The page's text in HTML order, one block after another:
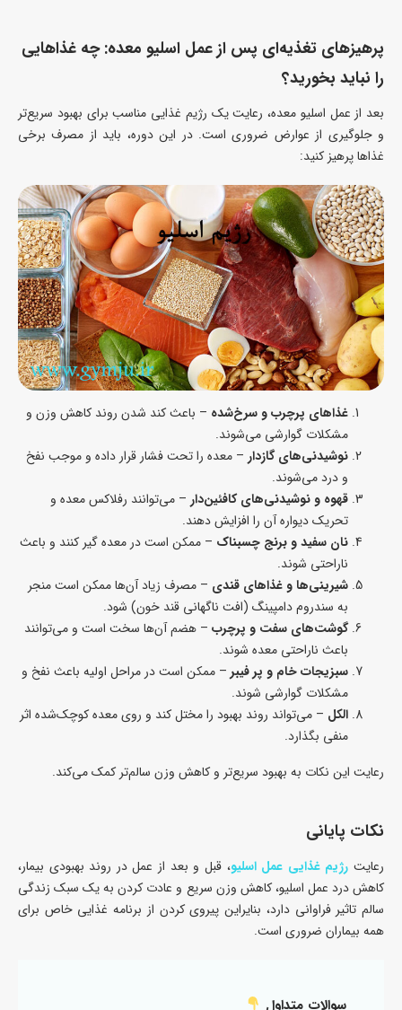
پرهیزهای تغذیه‌ای پس از عمل اسلیو معده: چه غذاهایی
را نباید بخورید؟
بعد از عمل اسلیو معده، رعایت یک رژیم غذایی مناسب برای بهبود سریع‌تر
و جلوگیری از عوارض ضروری است. در این دوره، باید از مصرف برخی
غذاها پرهیز کنید:
غذاهای پرچرب و سرخ‌شده – باعث کند شدن روند کاهش وزن و
مشکلات گوارشی می‌شوند.
نوشیدنی‌های گازدار – معده را تحت فشار قرار داده و موجب نفخ
و درد می‌شوند.
قهوه و نوشیدنی‌های کافئین‌دار – می‌توانند رفلاکس معده و
تحریک دیواره آن را افزایش دهند.
نان سفید و برنج چسبناک – ممکن است در معده گیر کنند و باعث
ناراحتی شوند.
شیرینی‌ها و غذاهای قندی – مصرف زیاد آن‌ها ممکن است منجر
به سندروم دامپینگ (افت ناگهانی قند خون) شود.
گوشت‌های سفت و پرچرب – هضم آن‌ها سخت است و می‌توانند
باعث ناراحتی معده شوند.
سبزیجات خام و پر فیبر– ممکن است در مراحل اولیه باعث نفخ و
مشکلات گوارشی شوند.
الکل – می‌تواند روند بهبود را مختل کند و روی معده کوچک‌شده اثر
منفی بگذارد.
رعایت این نکات به بهبود سریع‌تر و کاهش وزن سالم‌تر کمک می‌کند.
نکات پایانی
رعایت رژیم غذایی عمل اسلیو، قبل و بعد از عمل در روند بهبودی بیمار،
کاهش درد عمل اسلیو، کاهش وزن سریع و عادت کردن به یک سبک زندگی
سالم تاثیر فراوانی دارد، بنایراین پیروی کردن از برنامه غذایی خاص برای
همه بیماران ضروری است.
سوالات متداول